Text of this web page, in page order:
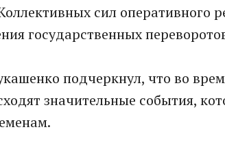
сил оперативного
государственных
подчеркнул, что во
значительные события,